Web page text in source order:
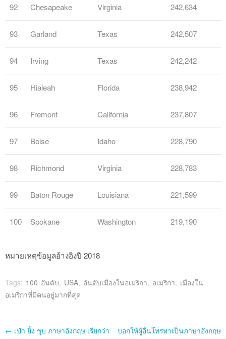
92 Chesapeake Virginia 242,634
93 Garland Texas 242,507
94 Irving Texas 242,242
95 Hialeah Florida 238,942
96 Fremont California 237,807
97 Boise Idaho 228,790
98 Richmond Virginia 228,783
99 Baton Rouge Louisiana 221,599
100 Spokane Washington 219,190
หมายเหตุข้อมูลอ้างอิงปี 2018
Tags: 100 อันดับ, USA, อันดับเมืองในอเมริกา, อเมริกา, เมืองใน
อเมริกาที่มีคนอยู่มากที่สุด
← เป่า ยิ้ง ชุบ ภาษาอังกฤษ เรียกว่า
บอกให้ผู้อื่นโทรหาเป็นภาษาอังกฤษ